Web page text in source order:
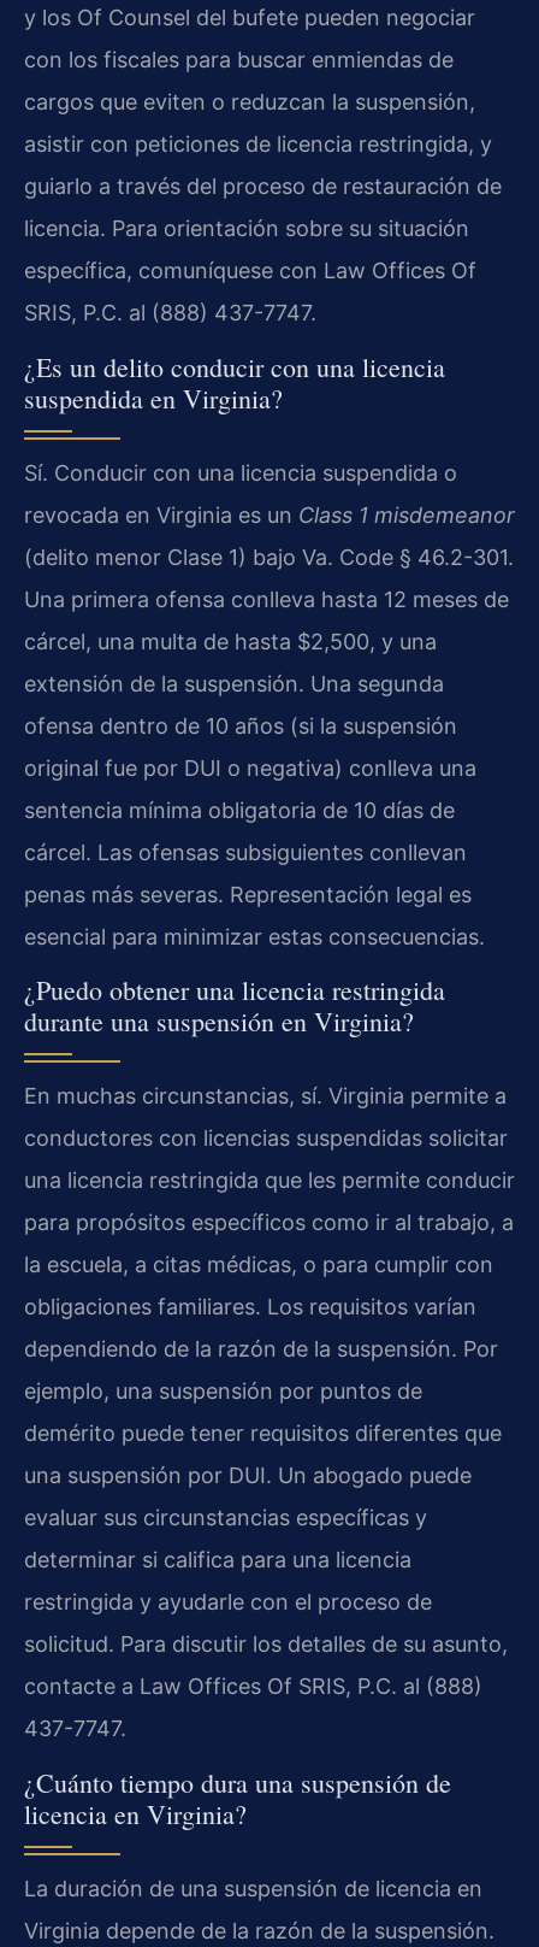
y los Of Counsel del bufete pueden negociar
con los fiscales para buscar enmiendas de
cargos que eviten o reduzcan la suspensión,
asistir con peticiones de licencia restringida, y
guiarlo a través del proceso de restauración de
licencia. Para orientación sobre su situación
específica, comuníquese con Law Offices Of
SRIS, P.C. al (888) 437-7747.
¿Es un delito conducir con una licencia
suspendida en Virginia?
Sí. Conducir con una licencia suspendida o
revocada en Virginia es un Class 1 misdemeanor
(delito menor Clase 1) bajo Va. Code § 46.2-301.
Una primera ofensa conlleva hasta 12 meses de
cárcel, una multa de hasta $2,500, y una
extensión de la suspensión. Una segunda
ofensa dentro de 10 años (si la suspensión
original fue por DUI o negativa) conlleva una
sentencia mínima obligatoria de 10 días de
cárcel. Las ofensas subsiguientes conllevan
penas más severas. Representación legal es
esencial para minimizar estas consecuencias.
¿Puedo obtener una licencia restringida
durante una suspensión en Virginia?
En muchas circunstancias, sí. Virginia permite a
conductores con licencias suspendidas solicitar
una licencia restringida que les permite conducir
para propósitos específicos como ir al trabajo, a
la escuela, a citas médicas, o para cumplir con
obligaciones familiares. Los requisitos varían
dependiendo de la razón de la suspensión. Por
ejemplo, una suspensión por puntos de
demérito puede tener requisitos diferentes que
una suspensión por DUI. Un abogado puede
evaluar sus circunstancias específicas y
determinar si califica para una licencia
restringida y ayudarle con el proceso de
solicitud. Para discutir los detalles de su asunto,
contacte a Law Offices Of SRIS, P.C. al (888)
437-7747.
¿Cuánto tiempo dura una suspensión de
licencia en Virginia?
La duración de una suspensión de licencia en
Virginia depende de la razón de la suspensión.